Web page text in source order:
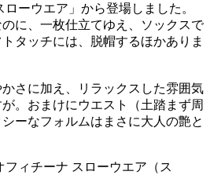
ーウエア」から登場しました。
に、一枚仕立てゆえ、ソックスで
タッチには、脱帽するほかありま
さに加え、リラックスした雰囲気
。おまけにウエスト（土踏まず周
ーなフォルムはまさに大人の艶と